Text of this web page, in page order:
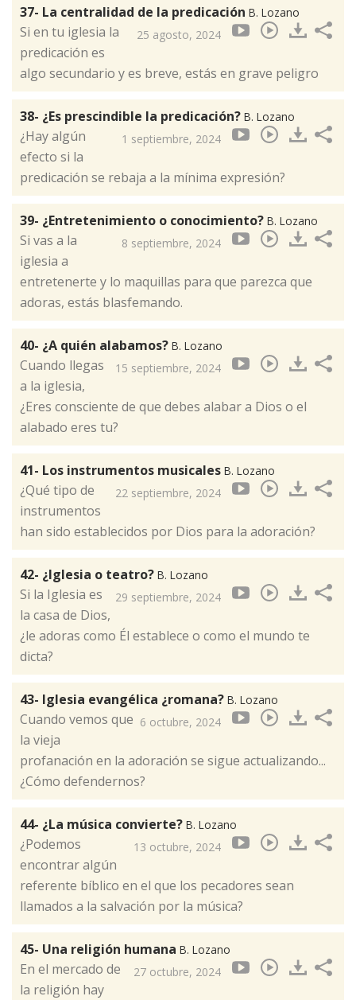
37- La centralidad de la predicación B. Lozano
25 agosto, 2024
Si en tu iglesia la
predicación es
algo secundario y es breve, estás en grave peligro
38- ¿Es prescindible la predicación? B. Lozano
1 septiembre, 2024
¿Hay algún
efecto si la
predicación se rebaja a la mínima expresión?
39- ¿Entretenimiento o conocimiento? B. Lozano
8 septiembre, 2024
Si vas a la
iglesia a
entretenerte y lo maquillas para que parezca que
adoras, estás blasfemando.
40- ¿A quién alabamos? B. Lozano
15 septiembre, 2024
Cuando llegas
a la iglesia,
¿Eres consciente de que debes alabar a Dios o el
alabado eres tu?
41- Los instrumentos musicales B. Lozano
22 septiembre, 2024
¿Qué tipo de
instrumentos
han sido establecidos por Dios para la adoración?
42- ¿Iglesia o teatro? B. Lozano
29 septiembre, 2024
Si la Iglesia es
la casa de Dios,
¿le adoras como Él establece o como el mundo te
dicta?
43- Iglesia evangélica ¿romana? B. Lozano
6 octubre, 2024
Cuando vemos que
la vieja
profanación en la adoración se sigue actualizando...
¿Cómo defendernos?
44- ¿La música convierte? B. Lozano
13 octubre, 2024
¿Podemos
encontrar algún
referente bíblico en el que los pecadores sean
llamados a la salvación por la música?
45- Una religión humana B. Lozano
27 octubre, 2024
En el mercado de
la religión hay